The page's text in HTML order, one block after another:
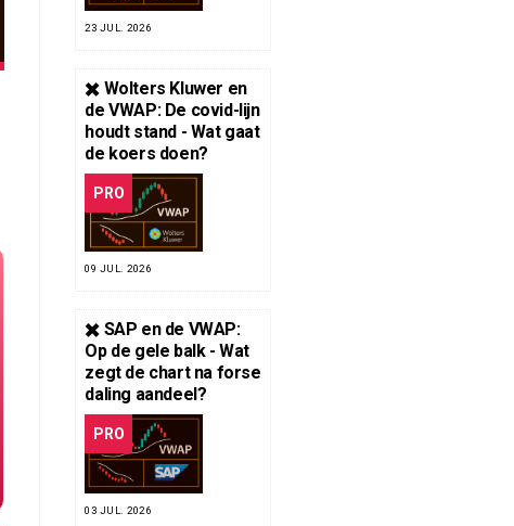
23 JUL. 2026
✖️ Wolters Kluwer en
de VWAP: De covid-lijn
houdt stand - Wat gaat
de koers doen?
PRO
09 JUL. 2026
✖️ SAP en de VWAP:
Op de gele balk - Wat
zegt de chart na forse
daling aandeel?
PRO
03 JUL. 2026